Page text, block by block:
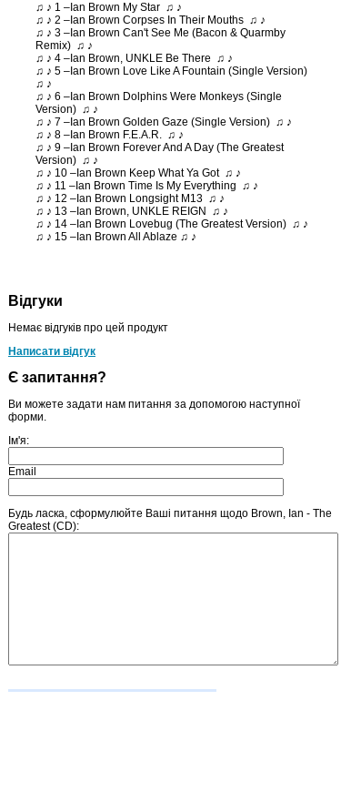
♫ ♪ 1 –Ian Brown My Star ♫ ♪
♫ ♪ 2 –Ian Brown Corpses In Their Mouths ♫ ♪
♫ ♪ 3 –Ian Brown Can't See Me (Bacon & Quarmby
Remix) ♫ ♪
♫ ♪ 4 –Ian Brown, UNKLE Be There ♫ ♪
♫ ♪ 5 –Ian Brown Love Like A Fountain (Single Version)
♫ ♪
♫ ♪ 6 –Ian Brown Dolphins Were Monkeys (Single
Version) ♫ ♪
♫ ♪ 7 –Ian Brown Golden Gaze (Single Version) ♫ ♪
♫ ♪ 8 –Ian Brown F.E.A.R. ♫ ♪
♫ ♪ 9 –Ian Brown Forever And A Day (The Greatest
Version) ♫ ♪
♫ ♪ 10 –Ian Brown Keep What Ya Got ♫ ♪
♫ ♪ 11 –Ian Brown Time Is My Everything ♫ ♪
♫ ♪ 12 –Ian Brown Longsight M13 ♫ ♪
♫ ♪ 13 –Ian Brown, UNKLE REIGN ♫ ♪
♫ ♪ 14 –Ian Brown Lovebug (The Greatest Version) ♫ ♪
♫ ♪ 15 –Ian Brown All Ablaze ♫ ♪
Відгуки
Немає відгуків про цей продукт
Написати відгук
Є запитання?
Ви можете задати нам питання за допомогою наступної
форми.
Ім'я:
Email
Будь ласка, сформулюйте Ваші питання щодо Brown, Ian - The
Greatest (CD):